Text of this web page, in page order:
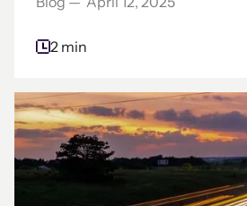
2 min